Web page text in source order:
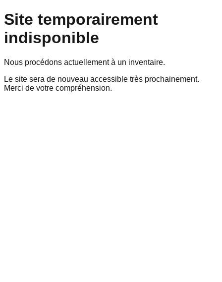
Site temporairement
indisponible
Nous procédons actuellement à un inventaire.
Le site sera de nouveau accessible très prochainement.
Merci de votre compréhension.